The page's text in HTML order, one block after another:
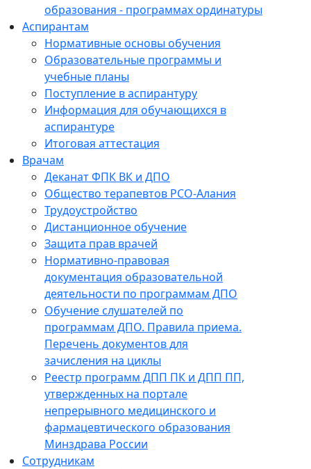
образования - программах ординатуры
Аспирантам
Нормативные основы обучения
Образовательные программы и
учебные планы
Поступление в аспирантуру
Информация для обучающихся в
аспирантуре
Итоговая аттестация
Врачам
Деканат ФПК ВК и ДПО
Общество терапевтов РСО-Алания
Трудоустройство
Дистанционное обучение
Защита прав врачей
Нормативно-правовая
документация образовательной
деятельности по программам ДПО
Обучение слушателей по
программам ДПО. Правила приема.
Перечень документов для
зачисления на циклы
Реестр программ ДПП ПК и ДПП ПП,
утвержденных на портале
непрерывного медицинского и
фармацевтического образования
Минздрава России
Сотрудникам